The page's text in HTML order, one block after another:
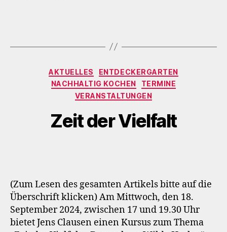
Kategorien
AKTUELLES
ENTDECKERGARTEN
NACHHALTIG KOCHEN
TERMINE
VERANSTALTUNGEN
Zeit der Vielfalt
(Zum Lesen des gesamten Artikels bitte auf die
Überschrift klicken) Am Mittwoch, den 18.
September 2024, zwischen 17 und 19.30 Uhr
bietet Jens Clausen einen Kursus zum Thema